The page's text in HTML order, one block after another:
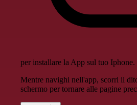
per installare la App sul tuo Iphone.
Mentre navighi nell'app, scorri il
schermo per tornare alle pagine